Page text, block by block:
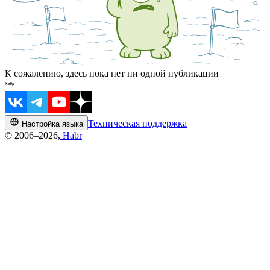
К сожалению, здесь пока нет ни одной публикации
Настройка языка Техническая поддержка
© 2006–2026, Habr